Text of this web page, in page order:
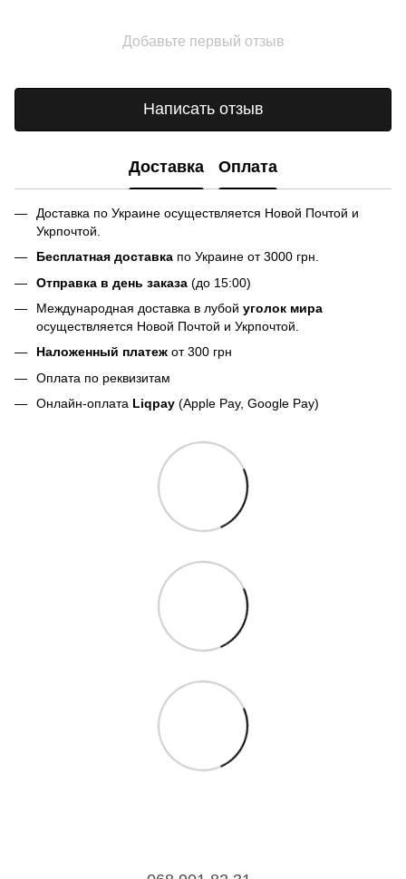
Добавьте первый отзыв
Написать отзыв
Доставка Оплата
Доставка по Украине осуществляется Новой Почтой и
Укрпочтой.
Бесплатная доставка по Украине от 3000 грн.
Отправка в день заказа (до 15:00)
Международная доставка в лубой уголок мира
осуществляется Новой Почтой и Укрпочтой.
Наложенный платеж от 300 грн
Оплата по реквизитам
Онлайн-оплата Liqpay (Apple Pay, Google Pay)